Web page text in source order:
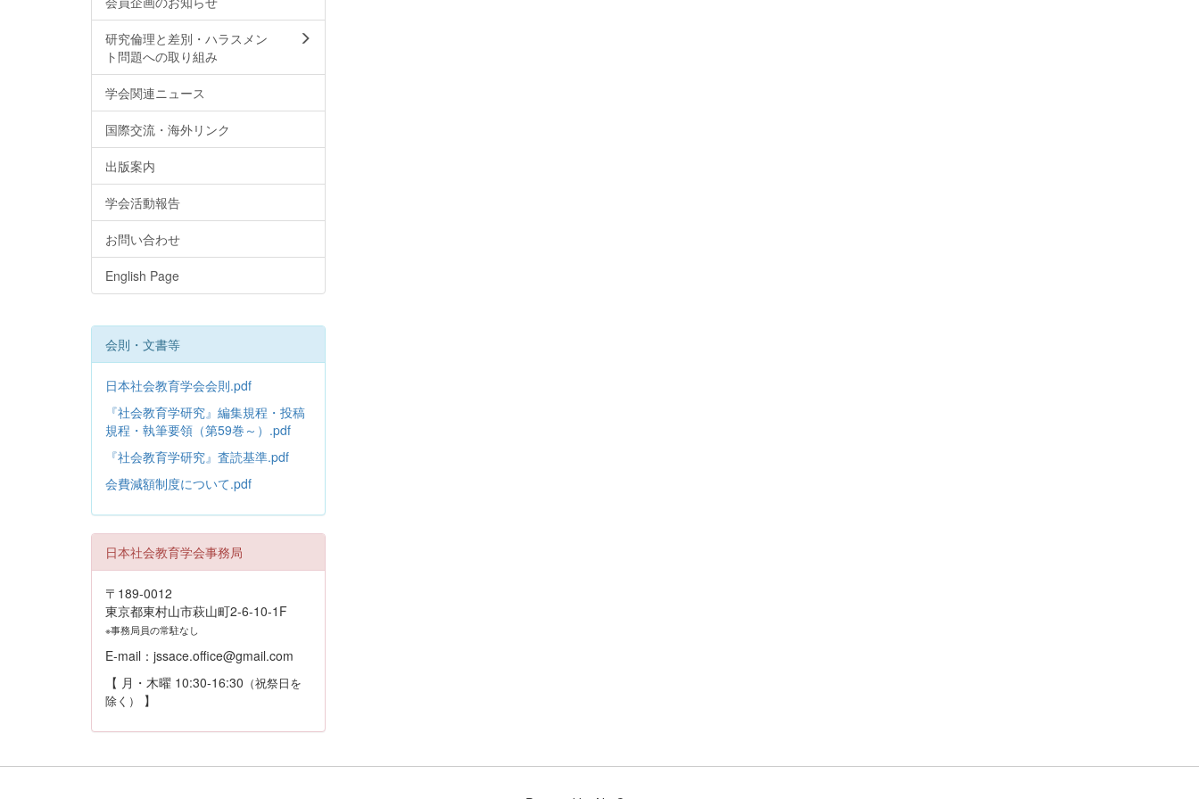
研究倫理と差別・ハラスメン
ト問題への取り組み
学会関連ニュース
国際交流・海外リンク
出版案内
学会活動報告
お問い合わせ
English Page
会則・文書等
日本社会教育学会会則.pdf
『社会教育学研究』編集規程・投稿
規程・執筆要領（第59巻～）.pdf
『社会教育学研究』査読基準.pdf
会費減額制度について.pdf
日本社会教育学会事務局
〒189-0012
東京都東村山市萩山町2-6-10-1F
※事務局員の常駐なし
E-mail：jssace.office@gmail.com
【 月・木曜 10:30-16:30 （祝祭日を
除く）
】